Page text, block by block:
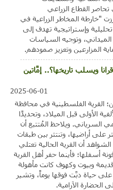
القطاع الزراعي
"خارطة المخاطر الزراعية في
وإستراتيجية تهدف إلى
وتوجيه السياسات
المزارعين وتعزيز صمودهم.
ويسلب تاريخها؟.. إمَّاتين
2025-06-01
القرية الفلسطينية في محافظة
الأولى قبل الميلاد، وتحديدًا
السرياني. ويلاحظ المُتتبع أن
على أراضيها، وتنتثر بين طبقات
أن القرية الحالية تعتلي
أسفلها؛ فأينما حفر أهل القرية
قديمة وبيوت وكهوف كانت مأهولة
على حياة دبَّت فوقها يوماً، وتشير
الحضارة الآرامية.